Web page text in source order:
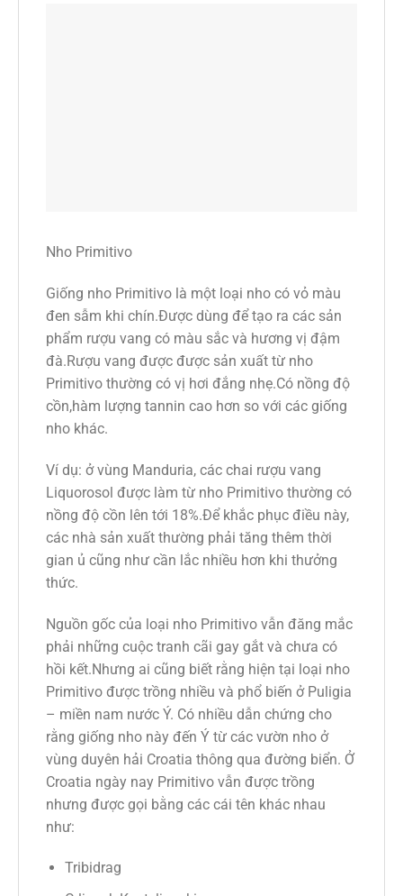
Nho Primitivo
Giống nho Primitivo là một loại nho có vỏ màu
đen sẫm khi chín.Được dùng để tạo ra các sản
phẩm rượu vang có màu sắc và hương vị đậm
đà.Rượu vang được được sản xuất từ nho
Primitivo thường có vị hơi đắng nhẹ.Có nồng độ
cồn,hàm lượng tannin cao hơn so với các giống
nho khác.
Ví dụ: ở vùng Manduria, các chai rượu vang
Liquorosol được làm từ nho Primitivo thường có
nồng độ cồn lên tới 18%.Để khắc phục điều này,
các nhà sản xuất thường phải tăng thêm thời
gian ủ cũng như cần lắc nhiều hơn khi thưởng
thức.
Nguồn gốc của loại nho Primitivo vẫn đăng mắc
phải những cuộc tranh cãi gay gắt và chưa có
hồi kết.Nhưng ai cũng biết rằng hiện tại loại nho
Primitivo được trồng nhiều và phổ biến ở Puligia
– miền nam nước Ý. Có nhiều dẫn chứng cho
rằng giống nho này đến Ý từ các vườn nho ở
vùng duyên hải Croatia thông qua đường biển. Ở
Croatia ngày nay Primitivo vẫn được trồng
nhưng được gọi bằng các cái tên khác nhau
như:
Tribidrag